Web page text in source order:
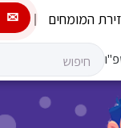
זירת המומחים